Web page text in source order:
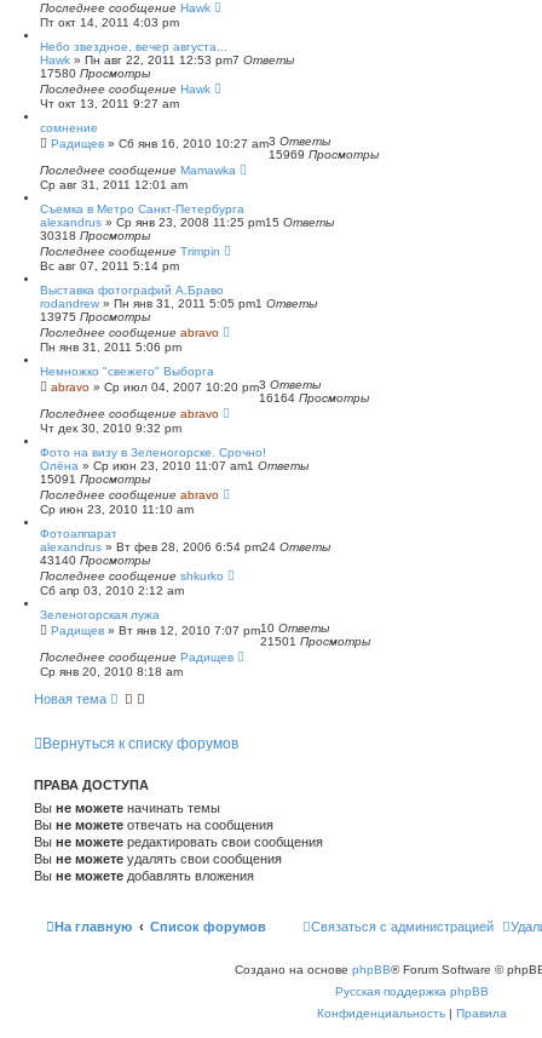
Последнее сообщение Hawk
Пт окт 14, 2011 4:03 pm
Небо звездное, вечер августа...
Hawk » Пн авг 22, 2011 12:53 pm7 Ответы
17580 Просмотры
Последнее сообщение Hawk
Чт окт 13, 2011 9:27 am
сомнение
Радищев » Сб янв 16, 2010 10:27 am3 Ответы
15969 Просмотры
Последнее сообщение Mamawka
Ср авг 31, 2011 12:01 am
Съемка в Метро Санкт-Петербурга
alexandrus » Ср янв 23, 2008 11:25 pm15 Ответы
30318 Просмотры
Последнее сообщение Trimpin
Вс авг 07, 2011 5:14 pm
Выставка фотографий А.Браво
rodandrew » Пн янв 31, 2011 5:05 pm1 Ответы
13975 Просмотры
Последнее сообщение abravo
Пн янв 31, 2011 5:06 pm
Немножко "свежего" Выборга
abravo » Ср июл 04, 2007 10:20 pm3 Ответы
16164 Просмотры
Последнее сообщение abravo
Чт дек 30, 2010 9:32 pm
Фото на визу в Зеленогорске. Срочно!
Олёна » Ср июн 23, 2010 11:07 am1 Ответы
15091 Просмотры
Последнее сообщение abravo
Ср июн 23, 2010 11:10 am
Фотоаппарат
alexandrus » Вт фев 28, 2006 6:54 pm24 Ответы
43140 Просмотры
Последнее сообщение shkurko
Сб апр 03, 2010 2:12 am
Зеленогорская лужа
Радищев » Вт янв 12, 2010 7:07 pm10 Ответы
21501 Просмотры
Последнее сообщение Радищев
Ср янв 20, 2010 8:18 am
Новая тема
Вернуться к списку форумов
ПРАВА ДОСТУПА
Вы не можете начинать темы
Вы не можете отвечать на сообщения
Вы не можете редактировать свои сообщения
Вы не можете удалять свои сообщения
Вы не можете добавлять вложения
На главную Список форумов Связаться с администрацией
Создано на основе phpBB® Forum Software ©
Русская поддержка phpBB
Конфиденциальность | Правила